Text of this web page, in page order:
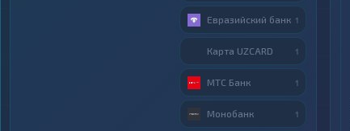
Евразийский банк 1
Карта UZCARD 1
МТС Банк 1
Монобанк 1